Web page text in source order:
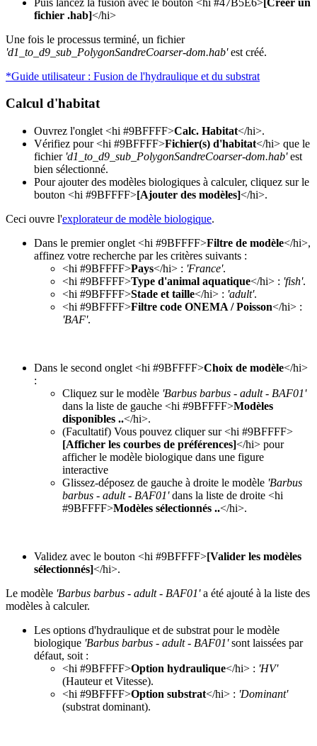
fichier .hab]</hi>
Une fois le processus terminé, un fichier
'd1_to_d9_sub_PolygonSandreCoarser-dom.hab'est créé.
*Guide utilisateur : Fusion de l'hydraulique et du substrat
Calcul d'habitat
Ouvrez l'onglet <hi #9BFFFF>Calc. Habitat</hi>.
Vérifiez pour <hi #9BFFFF>Fichier(s) d'habitat</hi> que le
fichier 'd1_to_d9_sub_PolygonSandreCoarser-dom.hab'est
bien sélectionné.
Pour ajouter des modèles biologiques à calculer, cliquez sur le
bouton <hi #9BFFFF>[Ajouter des modèles]</hi>.
Ceci ouvre l'explorateur de modèle biologique.
Dans le premier onglet <hi #9BFFFF>Filtre de modèle</hi>,
affinez votre recherche par les critères suivants :
<hi #9BFFFF>Pays</hi> : 'France'.
<hi #9BFFFF>Type d'animal aquatique</hi> : 'fish'.
<hi #9BFFFF>Stade et taille</hi> : 'adult'.
<hi #9BFFFF>Filtre code ONEMA / Poisson</hi> :
'BAF'.
Dans le second onglet <hi #9BFFFF>Choix de modèle</hi>
:
Cliquez sur le modèle 'Barbus barbus - adult - BAF01'
dans la liste de gauche <hi #9BFFFF>Modèles
disponibles ..</hi>.
(Facultatif) Vous pouvez cliquer sur <hi #9BFFFF>
[Afficher les courbes de préférences]</hi> pour
afficher le modèle biologique dans une figure
interactive
Glissez-déposez de gauche à droite le modèle 'Barbus
barbus - adult - BAF01'dans la liste de droite <hi
#9BFFFF>Modèles sélectionnés ..</hi>.
Validez avec le bouton <hi #9BFFFF>[Valider les modèles
sélectionnés]</hi>.
Le modèle 'Barbus barbus - adult - BAF01'a été ajouté à la liste des
modèles à calculer.
Les options d'hydraulique et de substrat pour le modèle
biologique 'Barbus barbus - adult - BAF01'sont laissées par
défaut, soit :
<hi #9BFFFF>Option hydraulique</hi> : 'HV'
(Hauteur et Vitesse).
<hi #9BFFFF>Option substrat</hi> : 'Dominant'
(substrat dominant).